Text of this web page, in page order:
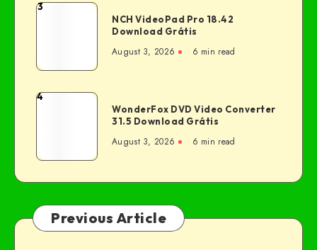
3
NCH VideoPad Pro 18.42
Download Grátis
August 3, 2026 6 min read
4
WonderFox DVD Video Converter
31.5 Download Grátis
August 3, 2026 6 min read
Previous Article